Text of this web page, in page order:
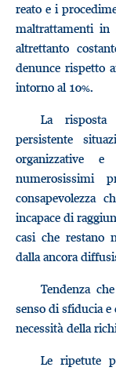
reato e i
maltrattamenti in
altrettanto
denunce rispetto
intorno al 10%.
La
persistente
organizzative
numerosissimi
consapevolezza
incapace di
casi che restano
dalla ancora
Tendenza
senso di sfiducia
necessità della
Le ripetute